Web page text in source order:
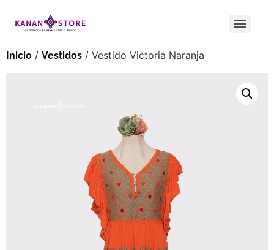
Inicio / Vestidos / Vestido Victoria Naranja